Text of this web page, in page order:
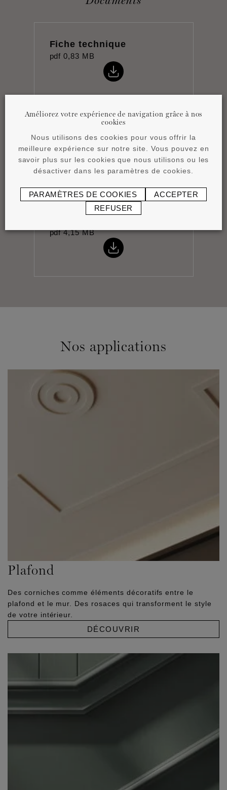
Fiche technique
pdf 0,83 MB
1,17 MB
pdf 4,15 MB
Nos applications
Plafond
Des corniches comme éléments décoratifs entre le
plafond et le mur. Des rosaces qui transforment le style
de votre intérieur.
DÉCOUVRIR
Améliorez votre expérience de navigation grâce à nos
cookies
Nous utilisons des cookies pour vous offrir la
meilleure expérience sur notre site. Vous pouvez en
savoir plus sur les cookies que nous utilisons ou les
désactiver dans les paramètres de cookies.
PARAMÈTRES DE COOKIES
ACCEPTER
REFUSER